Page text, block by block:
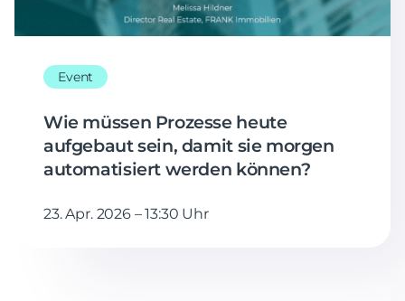
Event
Wie müssen Prozesse heute
aufgebaut sein, damit sie morgen
automatisiert werden können?
23. Apr. 2026 – 13:30 Uhr